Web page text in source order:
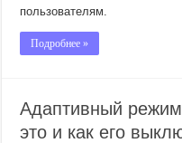
пользователям.
Подробнее »
Адаптивный
это и как его